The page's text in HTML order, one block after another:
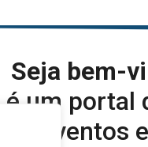
Seja bem-
é um
eventos